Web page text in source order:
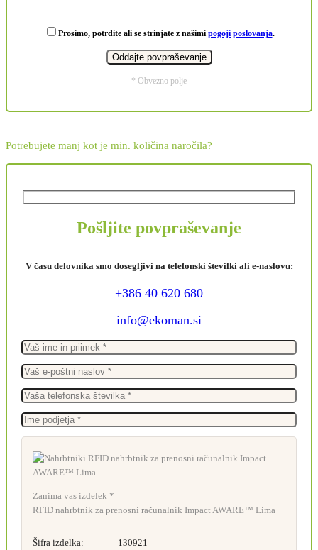
Prosimo, potrdite ali se strinjate z našimi pogoji poslovanja.
* Obvezno polje
Potrebujete manj kot je min. količina naročila?
Pošljite povpraševanje
V času delovnika smo dosegljivi na telefonski številki ali e-naslovu:
+386 40 620 680
info@ekoman.si
Zanima vas izdelek *
RFID nahrbtnik za prenosni računalnik Impact AWARE™ Lima
Šifra izdelka: 130921